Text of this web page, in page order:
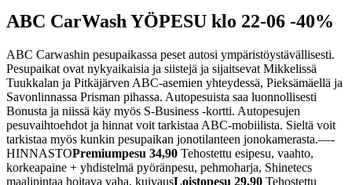
ABC CarWash YÖPESU klo 22-06 -40%
ABC Carwashin pesupaikassa peset autosi ympäristöystävällisesti.
Pesupaikat ovat nykyaikaisia ja siistejä ja sijaitsevat Mikkelissä
Tuukkalan ja Pitkäjärven ABC-asemien yhteydessä, Pieksämäellä ja
Savonlinnassa Prisman pihassa. Autopesuista saa luonnollisesti
Bonusta ja niissä käy myös S-Business -kortti. Autopesujen
pesuvaihtoehdot ja hinnat voit tarkistaa ABC-mobiilista. Sieltä voit
tarkistaa myös kunkin pesupaikan jonotilanteen jonokamerasta.—-
HINNASTOPremiumpesu 34,90 Tehostettu esipesu, vaahto,
korkeapaine + yhdistelmä pyöränpesu, pehmoharja, Shinetecs
maalipintaa hoitava vaha, kuivausLoistopesu 29,90 Tehostettu